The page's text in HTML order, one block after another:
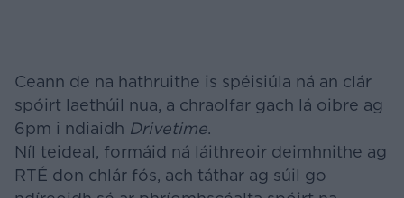
Ceann de na hathruithe is spéisiúla ná an clár
spóirt laethúil nua, a chraolfar gach lá oibre ag
6pm i ndiaidh Drivetime.
Níl teideal, formáid ná láithreoir deimhnithe ag
RTÉ don chlár fós, ach táthar ag súil go